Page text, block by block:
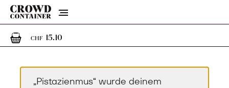
Menu
CHF 15.101 Artikel im Warenkorb
„Pistazienmus“ wurde deinem